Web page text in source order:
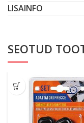
LISAINFO
SEOTUD